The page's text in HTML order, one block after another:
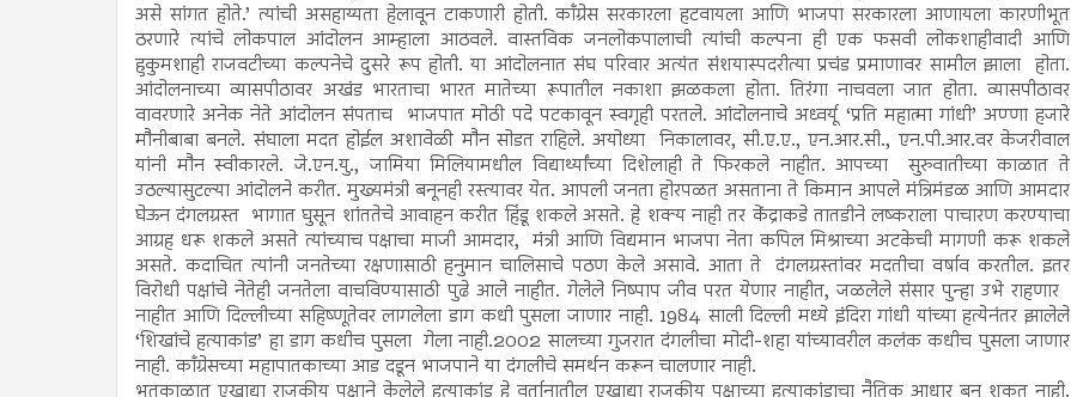
असे सांगत होते.’ त्यांची असहाय्यता हेलावून टाकणारी होती. काँग्रेस सरकारला हटवायला आणि भाजपा सरकारला आणायला कारणीभूत
ठरणारे त्यांचे लोकपाल आंदोलन आम्हाला आठवले. वास्तविक जनलोकपालाची त्यांची कल्पना ही एक फसवी लोकशाहीवादी आणि
हुकुमशाही राजवटीच्या कल्पनेचे दुसरे रूप होती. या आंदोलनात संघ परिवार अत्यंत संशयास्पदरीत्या प्रचंड प्रमाणावर सामील झाला होता.
आंदोलनाच्या व्यासपीठावर अखंड भारताचा भारत मातेच्या रूपातील नकाशा झळकला होता. तिरंगा नाचवला जात होता. व्यासपीठावर
वावरणारे अनेक नेते आंदोलन संपताच भाजपात मोठी पदे पटकावून स्वगृही परतले. आंदोलनाचे अध्वर्यू ‘प्रति महात्मा गांधी’ अण्णा हजारे
मौनीबाबा बनले. संघाला मदत होईल अशावेळी मौन सोडत राहिले. अयोध्या निकालावर, सी.ए.ए., एन.आर.सी., एन.पी.आर.वर केजरीवाल
यांनी मौन स्वीकारले. जे.एन.यु., जामिया मिलियामधील विद्यार्थ्यांच्या दिशेलाही ते फिरकले नाहीत. आपच्या सुरुवातीच्या काळात ते
उठल्यासुटल्या आंदोलने करीत. मुख्यमंत्री बनूनही रस्त्यावर येत. आपली जनता होरपळत असताना ते किमान आपले मंत्रिमंडळ आणि आमदार
घेऊन दंगलग्रस्त भागात घुसून शांततेचे आवाहन करीत हिंडू शकले असते. हे शक्य नाही तर केंद्राकडे तातडीने लष्कराला पाचारण करण्याचा
आग्रह धरू शकले असते त्यांच्याच पक्षाचा माजी आमदार, मंत्री आणि विद्यमान भाजपा नेता कपिल मिश्राच्या अटकेची मागणी करू शकले
असते. कदाचित त्यांनी जनतेच्या रक्षणासाठी हनुमान चालिसाचे पठण केले असावे. आता ते दंगलग्रस्तांवर मदतीचा वर्षाव करतील. इतर
विरोधी पक्षांचे नेतेही जनतेला वाचविण्यासाठी पुढे आले नाहीत. गेलेले निष्पाप जीव परत येणार नाहीत, जळलेले संसार पुन्हा उभे राहणार
नाहीत आणि दिल्लीच्या सहिष्णूतेवर लागलेला डाग कधी पुसला जाणार नाही. 1984 साली दिल्ली मध्ये इंदिरा गांधी यांच्या हत्येनंतर झालेले
‘शिखांचे हत्याकांड’ हा डाग कधीच पुसला गेला नाही.2002 सालच्या गुजरात दंगलीचा मोदी-शहा यांच्यावरील कलंक कधीच पुसला जाणार
नाही. काँग्रेसच्या महापातकाच्या आड दडून भाजपाने या दंगलीचे समर्थन करून चालणार नाही.